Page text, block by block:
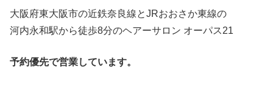
大阪府東大阪市の近鉄奈良線とJRおおさか東線の
河内永和駅から徒歩8分のヘアーサロン オーパス21
予約優先で営業しています。